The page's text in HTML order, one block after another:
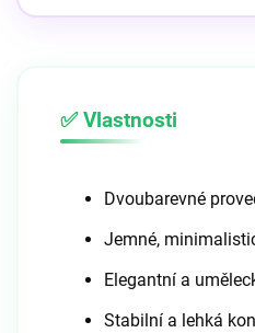
✅ Vlastnosti
Dvoubarevné
Jemné,
Elegantní a
Stabilní a lehká